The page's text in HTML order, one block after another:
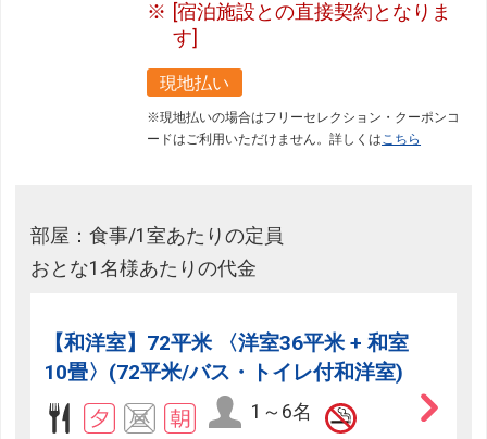
[宿泊施設との直接契約となりま
す]
現地払い
※現地払いの場合はフリーセレクション・クーポンコ
ードはご利用いただけません。詳しくはこちら
部屋：食事/1室あたりの定員
おとな1名様あたりの代金
【和洋室】72平米 〈洋室36平米 + 和室
10畳〉(72平米/バス・トイレ付和洋室)
1～6名